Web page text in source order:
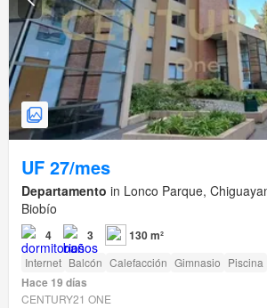
UF 27/mes
Departamento in Lonco Parque,
Biobío
4 3 130 m²
Internet Balcón Calefacción Gimnasio Piscina
Hace 19 días
CENTURY21 ONE